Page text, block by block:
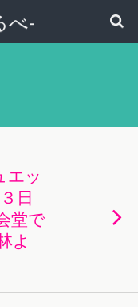
べ-
エッ
日
堂で
よ